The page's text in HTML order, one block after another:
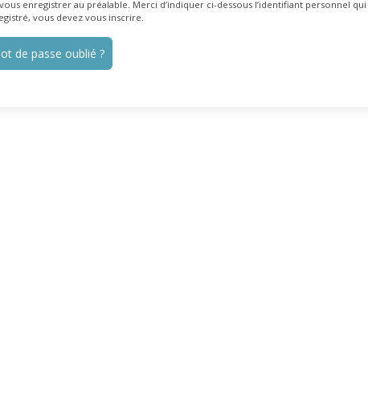
enregistrer au préalable. Merci d’indiquer ci-dessous l’identifiant personnel qui
vous devez vous inscrire.
de passe oublié ?